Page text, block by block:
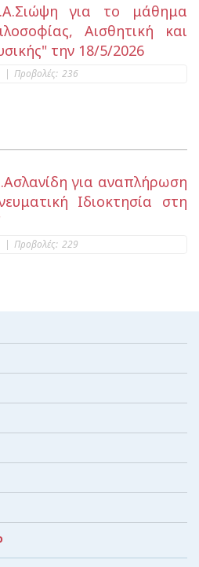
για το μάθημα
Αισθητική και
την 18/5/2026
| Προβολές: 236
για αναπλήρωση
Ιδιοκτησία στη
| Προβολές: 229